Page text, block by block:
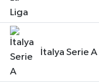
İtalya Serie A